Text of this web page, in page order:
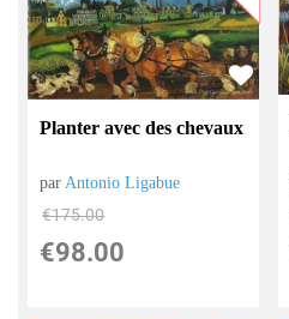
Planter avec des chevaux
par Antonio Ligabue
€175.00
€98.00